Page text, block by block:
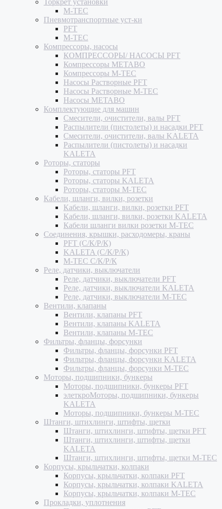
Торкрет установки
M-TEC
Пневмотранспортные уст-ки
PFT
M-TEC
Компрессоры, насосы
КОМПРЕССОРЫ/ НАСОСЫ PFT
Компрессоры METABO
Компрессоры M-TEC
Насосы Растворные PFT
Насосы Растворные M-TEC
Насосы METABO
Комплектующие для машин
Смесители, очистители, валы PFT
Распылители (пистолеты) и насадки PFT
Смесители, очистители, валы KALETA
Распылители (пистолеты) и насадки
KALETA
Роторы, статоры
Роторы, статоры PFT
Роторы, статоры KALETA
Роторы, статоры M-TEC
Кабели, шланги, вилки, розетки
Кабели, шланги, вилки, розетки PFT
Кабели, шланги, вилки, розетки KALETA
Кабели шланги вилки розетки M-TEC
Соединения, крышки, расходомеры, краны
PFT (С/К/Р/К)
KALETA (С/К/Р/К)
M-TEC С/К/Р/К
Реле, датчики, выключатели
Реле, датчики, выключатели PFT
Реле, датчики, выключатели KALETA
Реле, датчики, выключатели M-TEC
Вентили, клапаны
Вентили, клапаны PFT
Вентили, клапаны KALETA
Вентили, клапаны M-TEC
Фильтры, фланцы, форсунки
Фильтры, фланцы, форсунки PFT
Фильтры, фланцы, форсунки KALETA
Фильтры, фланцы, форсунки M-TEC
Моторы, подшипники, бункеры
Моторы, подшипники, бункеры PFT
элеткроМоторы, подшипники, бункеры
KALETA
Моторы, подшипники, бункеры M-TEC
Штанги, штихлинги, штифты, щетки
Штанги, штихлинги, штифты, щетки PFT
Штанги, штихлинги, штифты, щетки
KALETA
Штанги, штихлинги, штифты, щетки M-TEC
Корпусы, крыльчатки, колпаки
Корпусы, крыльчатки, колпаки PFT
Корпусы, крыльчатки, колпаки KALETA
Корпусы, крыльчатки, колпаки M-TEC
Прокладки, уплотнения